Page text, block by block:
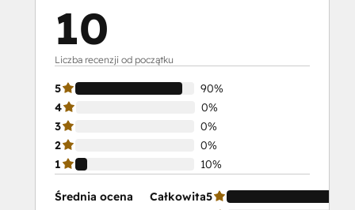
10
Liczba recenzji od początku
5
90%
4
0%
3
0%
2
0%
1
10%
Średnia ocena
Całkowita5